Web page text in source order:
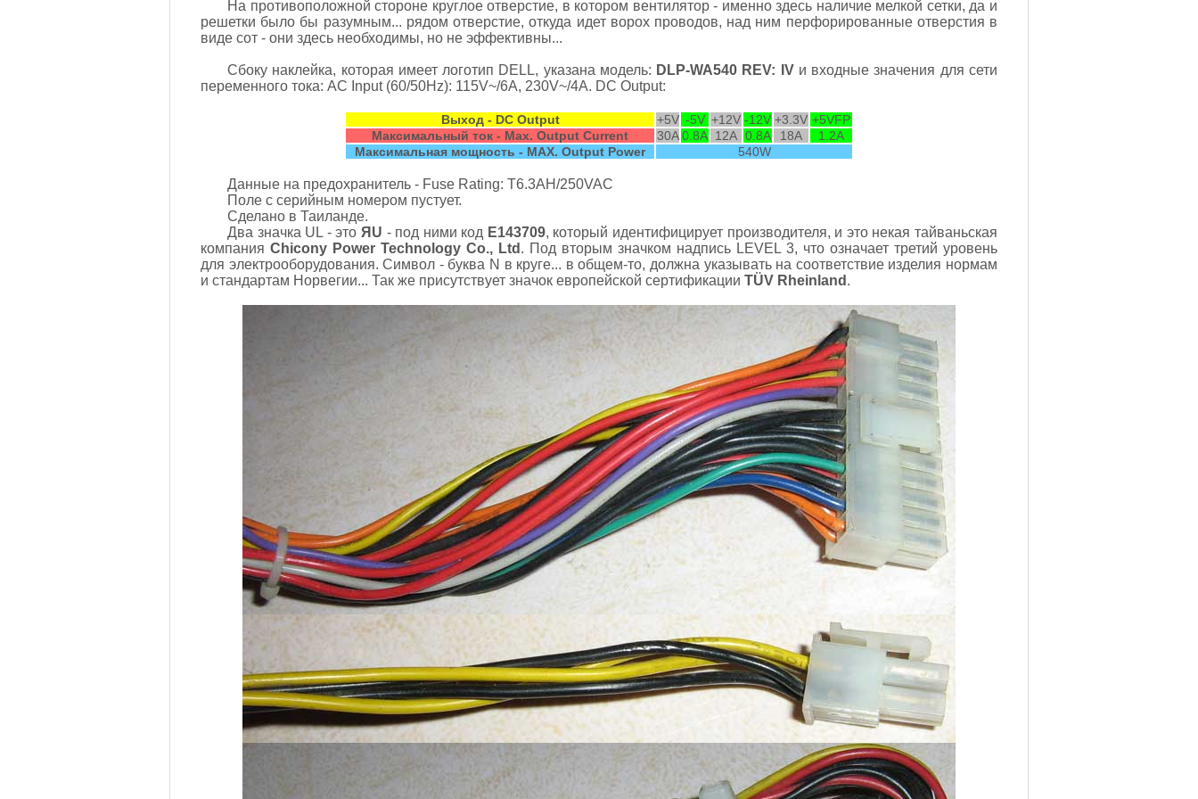
На противоположной стороне круглое отверстие, в котором вентилятор - именно здесь наличие мелкой сетки, да и
решетки было бы разумным... рядом отверстие, откуда идет ворох проводов, над ним перфорированные отверстия в
виде сот - они здесь необходимы, но не эффективны...
Сбоку наклейка, которая имеет логотип DELL, указана модель: DLP-WA540 REV: IVи входные значения для сети
переменного тока: AC Input (60/50Hz): 115V~/6A, 230V~/4A. DC Output:
Выход - DC Output +5V -5V +12V -12V +3.3V +5VFP
Максимальный ток - Max. Output Current
30A 0.8A 12A 0.8A 18A
1.2A
Максимальная мощность - MAX. Output Power
540W
Данные на предохранитель - Fuse Rating: T6.3AH/250VAC
Поле с серийным номером пустует.
Сделано в Таиланде.
Два значка UL - это ЯU - под ними код E143709, который идентифицирует производителя, и это некая тайваньская
компания Chicony Power Technology Co., Ltd . Под вторым значком надпись LEVEL 3, что означает третий уровень
для электрооборудования. Символ - буква N в круге... в общем-то, должна указывать на соответствие изделия нормам
и стандартам Норвегии... Так же присутствует значок европейской сертификации TÜV Rheinland .